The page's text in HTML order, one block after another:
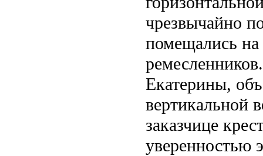
чрезвычайно
помещались на
Екатерины,
вертикальной
заказчице
уверенностью